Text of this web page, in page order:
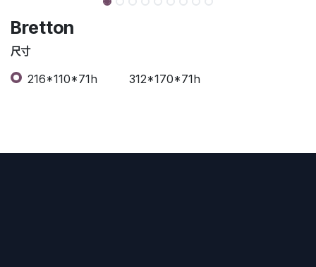
Bretton
尺寸
216*110*71h 312*170*71h